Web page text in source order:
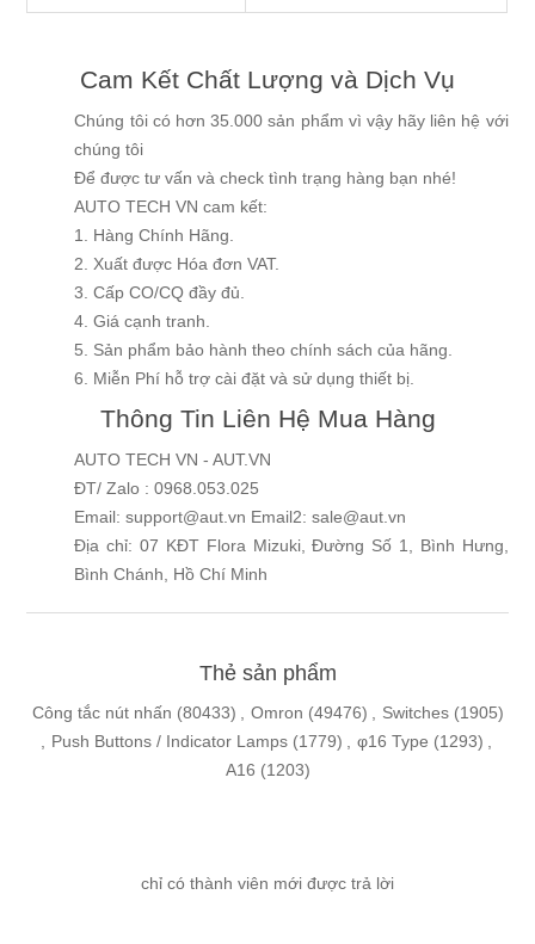
Cam Kết Chất Lượng và Dịch Vụ
Chúng tôi có hơn 35.000 sản phẩm vì vậy hãy liên hệ với
chúng tôi
Để được tư vấn và check tình trạng hàng bạn nhé!
AUTO TECH VN cam kết:
1. Hàng Chính Hãng.
2. Xuất được Hóa đơn VAT.
3. Cấp CO/CQ đầy đủ.
4. Giá cạnh tranh.
5. Sản phẩm bảo hành theo chính sách của hãng.
6. Miễn Phí hỗ trợ cài đặt và sử dụng thiết bị.
Thông Tin Liên Hệ Mua Hàng
AUTO TECH VN - AUT.VN
ĐT/ Zalo : 0968.053.025
Email: support@aut.vn Email2: sale@aut.vn
Địa chỉ: 07 KĐT Flora Mizuki, Đường Số 1, Bình Hưng,
Bình Chánh, Hồ Chí Minh
Thẻ sản phẩm
Công tắc nút nhấn (80433) , Omron (49476) , Switches (1905)
, Push Buttons / Indicator Lamps (1779) , φ16 Type (1293) ,
A16 (1203)
chỉ có thành viên mới được trả lời